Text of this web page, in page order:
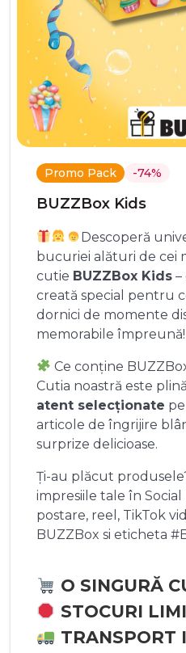
Promo Pack -74%
BUZZBox Kids
Descoperă
bucuriei alături de cei
cutie BUZZBox Kids –
creată special pentru
dornici de momente
memorabile împreună!
Ce conține
Cutia noastră este
atent selecționate
articole de îngrijire
surprize delicioase.
Ți-au plăcut
impresiile tale în Social
postare, reel, TikTok
BUZZBox si eticheta
O SINGURĂ
STOCURI
TRANSPORT